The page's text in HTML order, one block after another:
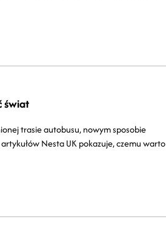
świat
trasie autobusu, nowym sposobie
Nesta UK pokazuje, czemu warto